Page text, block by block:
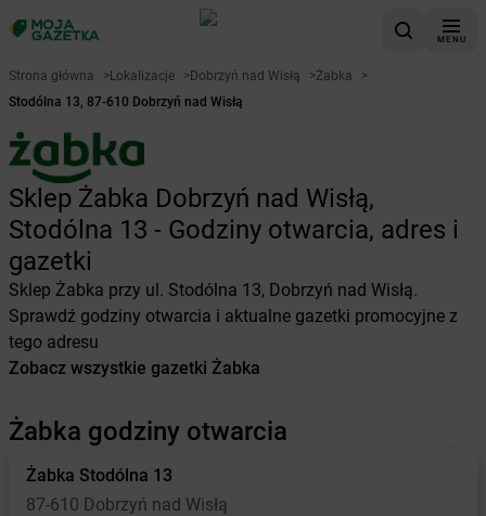
MENU
Strona główna >Lokalizacje >Dobrzyń nad Wisłą >Żabka
>
Stodólna 13, 87-610 Dobrzyń nad Wisłą
Sklep Żabka Dobrzyń nad Wisłą,
Stodólna 13 - Godziny otwarcia, adres i
gazetki
Sklep Żabka przy ul. Stodólna 13, Dobrzyń nad Wisłą.
Sprawdź godziny otwarcia i aktualne gazetki promocyjne z
tego adresu
Zobacz wszystkie gazetki Żabka
Żabka godziny otwarcia
Żabka Stodólna 13
87-610 Dobrzyń nad Wisłą